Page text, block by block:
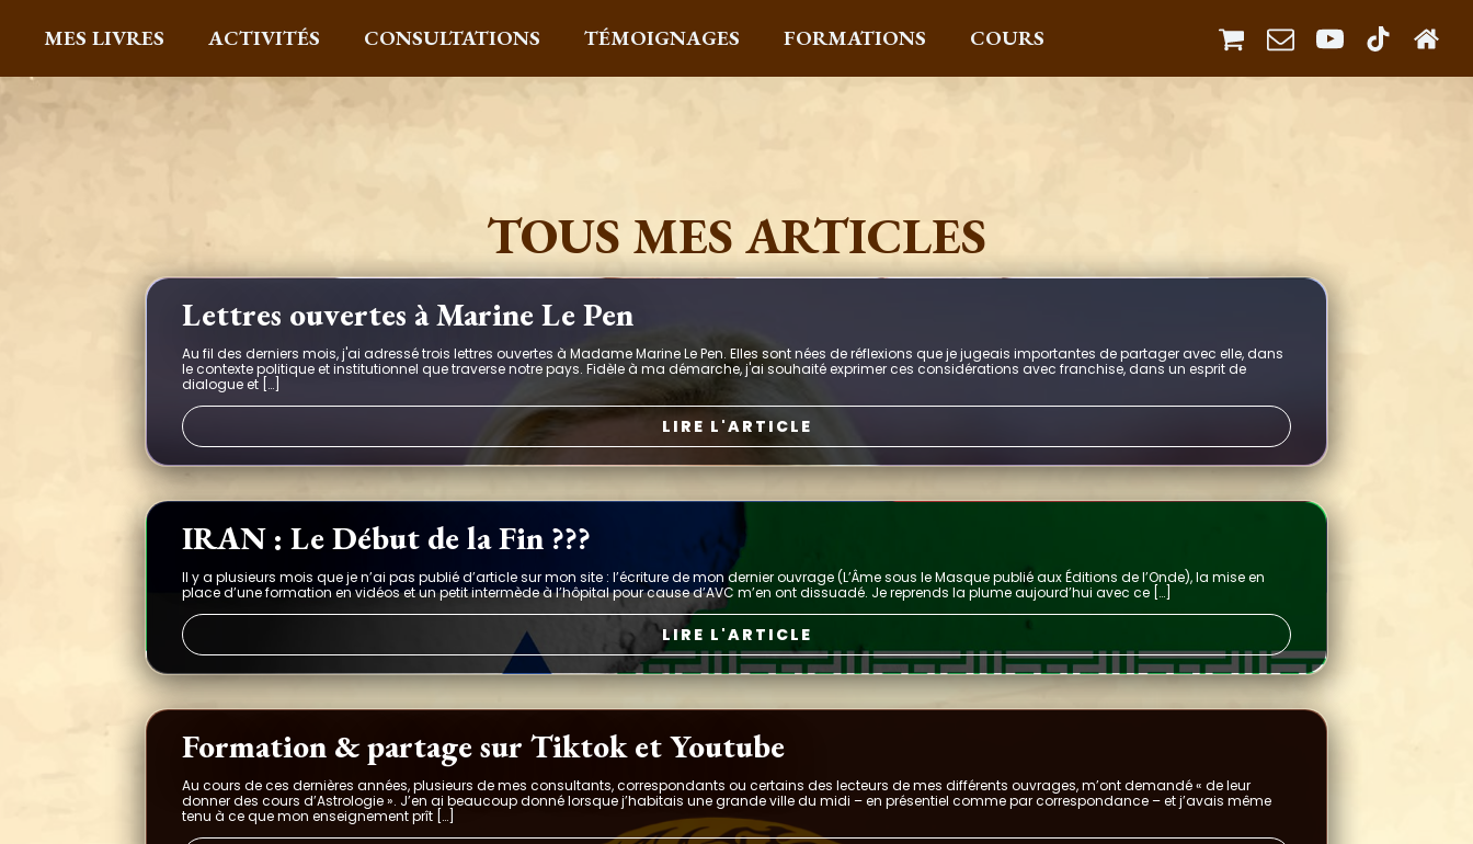
MES LIVRES ACTIVITÉS CONSULTATIONS TÉMOIGNAGES FORMATIONS COURS
TOUS MES ARTICLES
Lettres ouvertes à Marine Le Pen
Au fil des derniers mois, j'ai adressé trois lettres ouvertes à Madame Marine Le Pen. Elles sont nées de réflexions que je jugeais importantes de partager avec elle, dans
le contexte politique et institutionnel que traverse notre pays. Fidèle à ma démarche, j'ai souhaité exprimer ces considérations avec franchise, dans un esprit de
dialogue et […]
LIRE L'ARTICLE
IRAN : Le Début de la Fin ???
Il y a plusieurs mois que je n’ai pas publié d’article sur mon site : l’écriture de mon dernier ouvrage (L’Âme sous le Masque publié aux Éditions de l’Onde), la mise en
place d’une formation en vidéos et un petit intermède à l’hôpital pour cause d’AVC m’en ont dissuadé. Je reprends la plume aujourd’hui avec ce […]
LIRE L'ARTICLE
Formation & partage sur Tiktok et Youtube
Au cours de ces dernières années, plusieurs de mes consultants, correspondants ou certains des lecteurs de mes différents ouvrages, m’ont demandé « de leur
donner des cours d’Astrologie ». J’en ai beaucoup donné lorsque j’habitais une grande ville du midi – en présentiel comme par correspondance – et j’avais même
tenu à ce que mon enseignement prît […]